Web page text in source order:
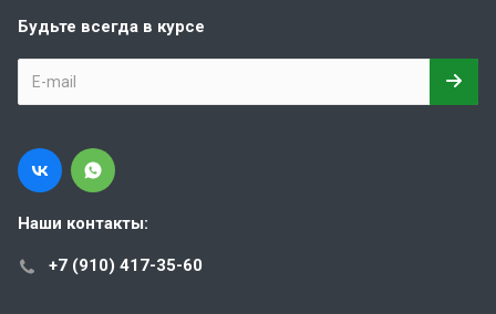
Будьте всегда в курсе
Наши контакты:
+7 (910) 417-35-60